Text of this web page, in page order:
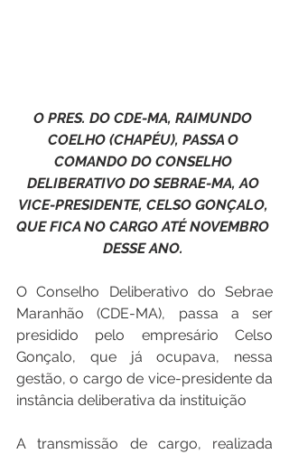
O PRES. DO CDE-MA, RAIMUNDO
COELHO (CHAPÉU), PASSA O
COMANDO DO CONSELHO
DELIBERATIVO DO SEBRAE-MA, AO
VICE-PRESIDENTE, CELSO GONÇALO,
QUE FICA NO CARGO ATÉ NOVEMBRO
DESSE ANO.
O Conselho Deliberativo do Sebrae
Maranhão (CDE-MA), passa a ser
presidido pelo empresário Celso
Gonçalo, que já ocupava, nessa
gestão, o cargo de vice-presidente da
instância deliberativa da instituição
A transmissão de cargo, realizada